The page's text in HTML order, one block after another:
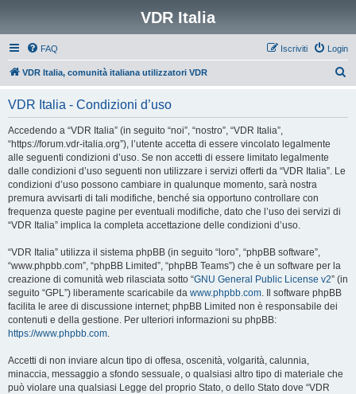
VDR Italia
FAQ Login
Iscriviti
VDR Italia, comunità italiana utilizzatori VDR
VDR Italia - Condizioni d’uso
Accedendo a “VDR Italia” (in seguito “noi”, “nostro”, “VDR Italia”,
“https://forum.vdr-italia.org”), l’utente accetta di essere vincolato legalmente
alle seguenti condizioni d’uso. Se non accetti di essere limitato legalmente
dalle condizioni d’uso seguenti non utilizzare i servizi offerti da “VDR Italia”. Le
condizioni d’uso possono cambiare in qualunque momento, sarà nostra
premura avvisarti di tali modifiche, benché sia opportuno controllare con
frequenza queste pagine per eventuali modifiche, dato che l’uso dei servizi di
“VDR Italia” implica la completa accettazione delle condizioni d’uso.
“VDR Italia” utilizza il sistema phpBB (in seguito “loro”, “phpBB software”,
“www.phpbb.com”, “phpBB Limited”, “phpBB Teams”) che è un software per la
creazione di comunità web rilasciata sotto “GNU General Public License v2” (in
seguito “GPL”) liberamente scaricabile da www.phpbb.com. Il software phpBB
facilita le aree di discussione internet; phpBB Limited non è responsabile dei
contenuti e della gestione. Per ulteriori informazioni su phpBB:
https://www.phpbb.com.
Accetti di non inviare alcun tipo di offesa, oscenità, volgarità, calunnia,
minaccia, messaggio a sfondo sessuale, o qualsiasi altro tipo di materiale che
può violare una qualsiasi Legge del proprio Stato, o dello Stato dove “VDR